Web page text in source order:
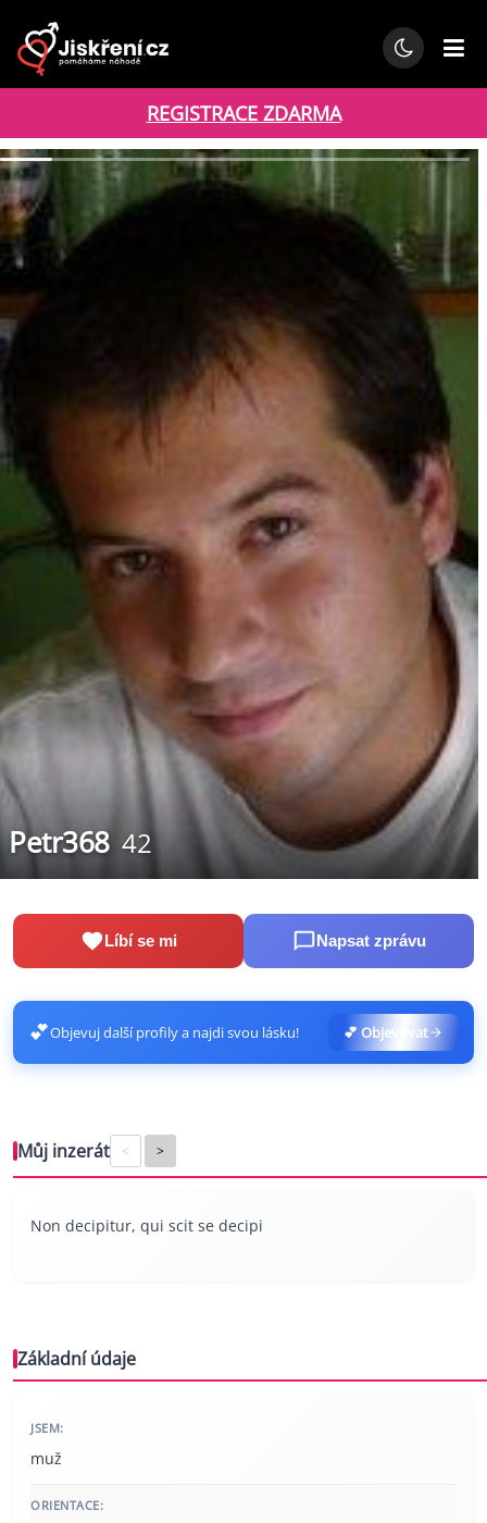
REGISTRACE ZDARMA
Petr368 42
Líbí se mi Napsat zprávu
💕Objevuj další profily a najdi svou lásku! 💕 Objevovat
Můj inzerát < >
Non decipitur, qui scit se decipi
Základní údaje
JSEM:
muž
ORIENTACE: